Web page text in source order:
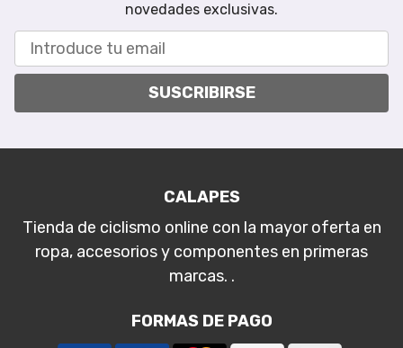
novedades exclusivas.
SUSCRIBIRSE
CALAPES
Tienda de ciclismo online con la mayor oferta en
ropa, accesorios y componentes en primeras
marcas. .
FORMAS DE PAGO